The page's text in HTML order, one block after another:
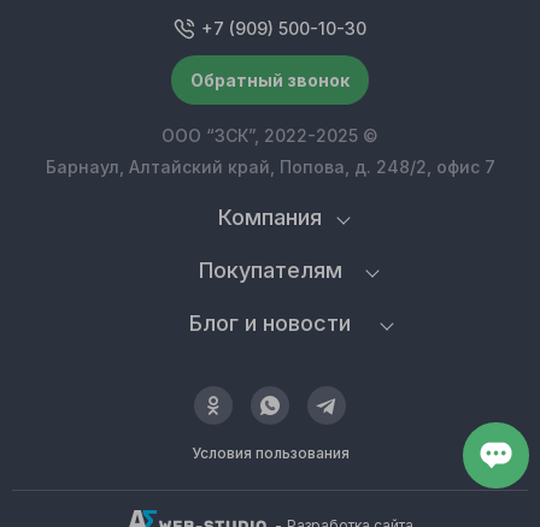
Условия пользования
Компания
Покупателям
Блог и новости
+7 (909) 500-10-30
Обратный звонок
ООО “ЗСК”, 2022-2025 ©
Барнаул, Алтайский край, Попова, д. 248/2, офис 7